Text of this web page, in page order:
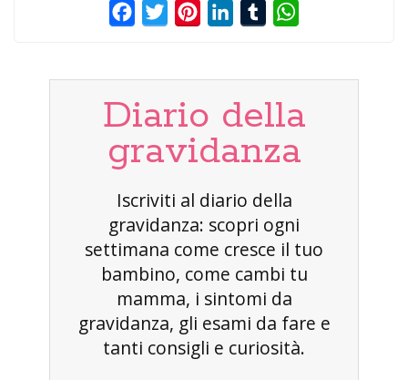
FacebookTwitterPinterestLinkedInTumblr
Diario della
gravidanza
Iscriviti al diario della
gravidanza: scopri ogni
settimana come cresce il tuo
bambino, come cambi tu
mamma, i sintomi da
gravidanza, gli esami da fare e
tanti consigli e curiosità.